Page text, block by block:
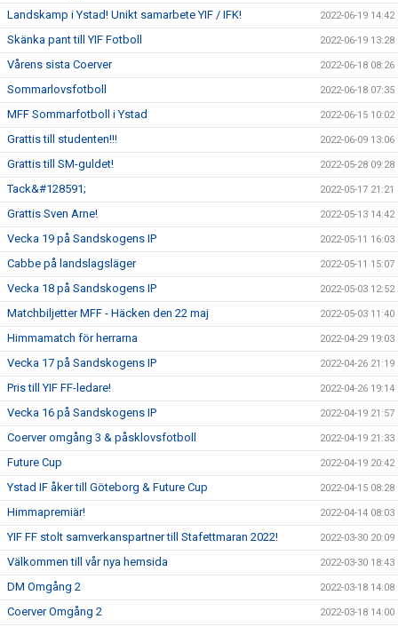
Landskamp i Ystad! Unikt samarbete YIF / IFK! 2022-06-19 14:42
Skänka pant till YIF Fotboll 2022-06-19 13:28
Vårens sista Coerver 2022-06-18 08:26
Sommarlovsfotboll 2022-06-18 07:35
MFF Sommarfotboll i Ystad 2022-06-15 10:02
Grattis till studenten!!! 2022-06-09 13:06
Grattis till SM-guldet! 2022-05-28 09:28
Tack&#128591; 2022-05-17 21:21
Grattis Sven Arne! 2022-05-13 14:42
Vecka 19 på Sandskogens IP 2022-05-11 16:03
Cabbe på landslagsläger 2022-05-11 15:07
Vecka 18 på Sandskogens IP 2022-05-03 12:52
Matchbiljetter MFF - Häcken den 22 maj 2022-05-03 11:40
Himmamatch för herrarna 2022-04-29 19:03
Vecka 17 på Sandskogens IP 2022-04-26 21:19
Pris till YIF FF-ledare! 2022-04-26 19:14
Vecka 16 på Sandskogens IP 2022-04-19 21:57
Coerver omgång 3 & påsklovsfotboll 2022-04-19 21:33
Future Cup 2022-04-19 20:42
Ystad IF åker till Göteborg & Future Cup 2022-04-15 08:28
Himmapremiär! 2022-04-14 08:03
YIF FF stolt samverkanspartner till Stafettmaran 2022! 2022-03-30 20:09
Välkommen till vår nya hemsida 2022-03-30 18:43
DM Omgång 2 2022-03-18 14:08
Coerver Omgång 2 2022-03-18 14:00